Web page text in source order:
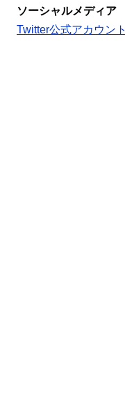
ソーシャルメディア
Twitter公式アカウント